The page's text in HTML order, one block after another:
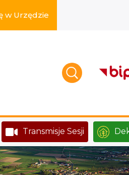
w Urzędzie
Transmisje Sesji